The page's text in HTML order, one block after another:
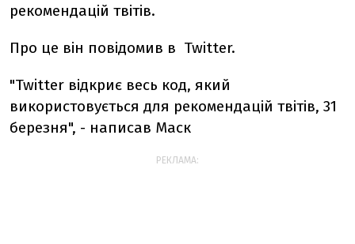
рекомендацій твітів.
Про це він повідомив в Twitter.
"Twitter відкриє весь код, який
використовується для рекомендацій твітів, 31
березня", - написав Маск
РЕКЛАМА: